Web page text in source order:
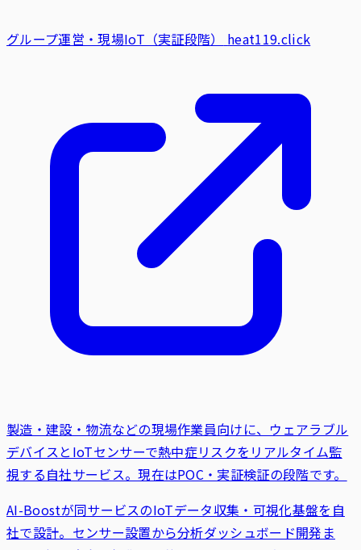
グループ運営・現場IoT（実証段階） heat119.click
製造・建設・物流などの現場作業員向けに、ウェアラブル
デバイスとIoTセンサーで熱中症リスクをリアルタイム監
視する自社サービス。現在はPOC・実証検証の段階です。
AI-Boostが同サービスのIoTデータ収集・可視化基盤を自
社で設計。センサー設置から分析ダッシュボード開発ま